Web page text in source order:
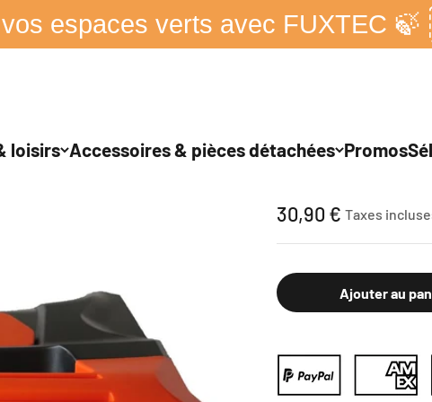
espaces verts avec FUXTEC 🍃
loisirs Accessoires & pièces détachées Promos
Prix de vente
30,90 € Taxes
Ajouter au